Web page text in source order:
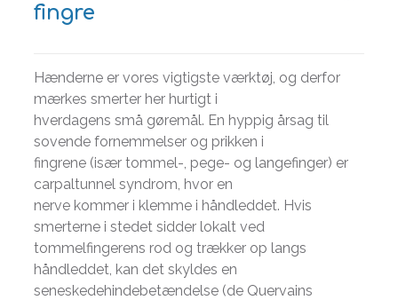
fingre
Hænderne er vores vigtigste værktøj, og derfor
mærkes smerter her hurtigt i
hverdagens små gøremål. En hyppig årsag til
sovende fornemmelser og prikken i
fingrene (især tommel-, pege- og langefinger) er
carpaltunnel syndrom, hvor en
nerve kommer i klemme i håndleddet. Hvis
smerterne i stedet sidder lokalt ved
tommelfingerens rod og trækker op langs
håndleddet, kan det skyldes en
seneskedehindebetændelse (de Quervains